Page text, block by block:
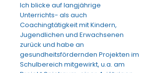
Ich blicke auf langjährige
Unterrichts- als auch
Coachingtätigkeit mit Kindern,
Jugendlichen und Erwachsenen
zurück und habe an
gesundheitsfördernden Projekten im
Schulbereich mitgewirkt, u.a. am